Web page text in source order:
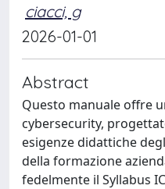
ciacci, g
2026-01-01
Abstract
Questo manuale offre
cybersecurity,
esigenze didattiche
della formazione
fedelmente il Syllabus